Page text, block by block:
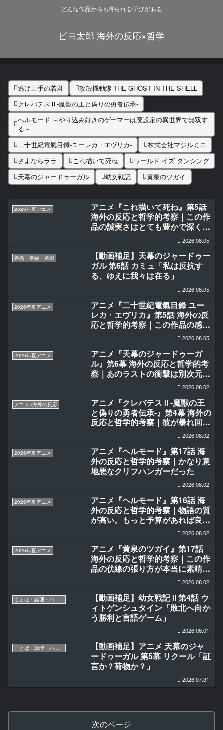
どんな作品からも得られる学びがある
ピヨ太郎 海外の反応×哲学
逃げ上手の若君
攻殻機動隊 THE GHOST IN THE SHELL
クレバテスⅡ-魔獣の王と偽りの勇者伝承-
ヘルモード ～やり込み好きのゲーマーは廃設定の異世界で無双す
る～
二十世紀電氣目録-ユーレカ・エヴリカ-
株式会社マジルミエ
さよならララ
これ描いて死ね
ワールド イズ ダンシング
天幕のジャードゥーガル
幼女戦記 黄泉のツガイ
2026年夏アニメ
アニメ『これ描いて死ね』第5話
海外の反応と哲学的考察｜この作
品の誠実さはとても豊かで深くて
2026.08.05
善悪・幸福・選択
【動画補足】天幕のジャードゥー
ガル 第6話 カミュ「私は反抗す
る、ゆえに我々は在る」
2026.08.05
2026年夏アニメ
アニメ『二十世紀電氣目録 ユー
レカ・エヴリカ』第5話 海外の反
応と哲学的考察｜この作品の感情
的な核は本当に深く響く 2026.08.05
2026年夏アニメ
アニメ『天幕のジャードゥーガ
ル』第6幕 海外の反応と哲学的考
察｜あのラストの衝撃は別次元だ
2026.08.02
アニメ×海外の反応
アニメ『クレバテスⅡ-魔獣の王
と偽りの勇者伝承-』第4幕 海外の
反応と哲学的考察｜彼が暴れ回る
のは久しぶり。楽しみだ‼2026.08.02
2026年夏アニメ
アニメ『ヘルモード』第17話 海
外の反応と哲学的考察｜かなり意
地悪なクリフハンガーだった
2026.08.02
2026年夏アニメ
アニメ『ヘルモード』第16話 海
外の反応と哲学的考察｜物語の質
が高い。もっと予算があれば良か
2026.08.02
2026年夏アニメ
アニメ『黄泉のツガイ』第17話
海外の反応と哲学的考察｜この作
品の伏線の張り方が本当に素晴ら
2026.08.02
ことば・論理・パラドックス
【動画補足】幼女戦記Ⅱ第4話 ウ
ィトゲンシュタイン「敗北へ向か
う勝利と言語ゲーム」
2026.08.01
ことば・論理・パラドックス
【動画補足】アニメ 天幕のジャ
ードゥーガル 第5幕 リクール「証
言か？荷物か？」
2026.07.31
次のページ